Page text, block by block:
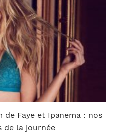
de Faye et Ipanema : nos
de la journée